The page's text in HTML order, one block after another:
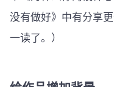
没有做好》中有分享
一读了。）